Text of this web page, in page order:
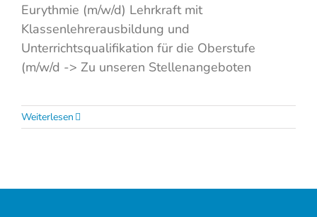
Eurythmie (m/w/d) Lehrkraft mit
Klassenlehrerausbildung und
Unterrichtsqualifikation für die Oberstufe
(m/w/d -> Zu unseren Stellenangeboten
Weiterlesen